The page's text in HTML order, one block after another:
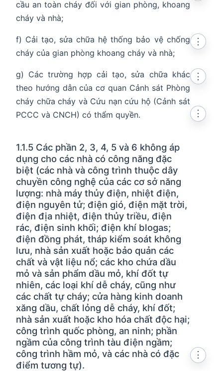
cầu an toàn cháy đối với gian phòng, khoang
cháy và nhà;
f) Cải tạo, sửa chữa hệ thống bảo vệ chống
cháy của gian phòng khoang cháy và nhà;
⋮
g) Các trường hợp cải tạo, sửa chữa khác
theo hướng dẫn của cơ quan Cảnh sát Phòng
cháy chữa cháy và Cứu nạn cứu hộ (Cảnh sát
PCCC và CNCH) có thẩm quyền.
⋮
1.1.5 Các phần 2, 3, 4, 5 và 6 không áp
dụng cho các nhà có công năng đặc
biệt (các nhà và công trình thuộc dây
chuyền công nghệ của các cơ sở năng
lượng: nhà máy thủy điện, nhiệt điện,
điện nguyên tử; điện gió, điện mặt trời,
điện địa nhiệt, điện thủy triều, điện
rác, điện sinh khối; điện khí blogas;
điện đồng phát, tháp kiểm soát không
lưu, nhà sản xuất hoặc bảo quản các
chất và vật liệu nổ; các kho chứa dầu
mỏ và sản phẩm dầu mỏ, khí đốt tự
nhiên, các loại khí dễ cháy, cũng như
các chất tự cháy; cửa hàng kinh doanh
xăng dầu, chất lỏng dễ cháy, khí đốt;
nhà sản xuất hoặc kho hóa chất độc hại;
công trình quốc phòng, an ninh; phần
ngầm của công trình tàu điện ngầm;
công trình hầm mỏ, và các nhà có đặc
điểm tương tự).
⋮
⋮